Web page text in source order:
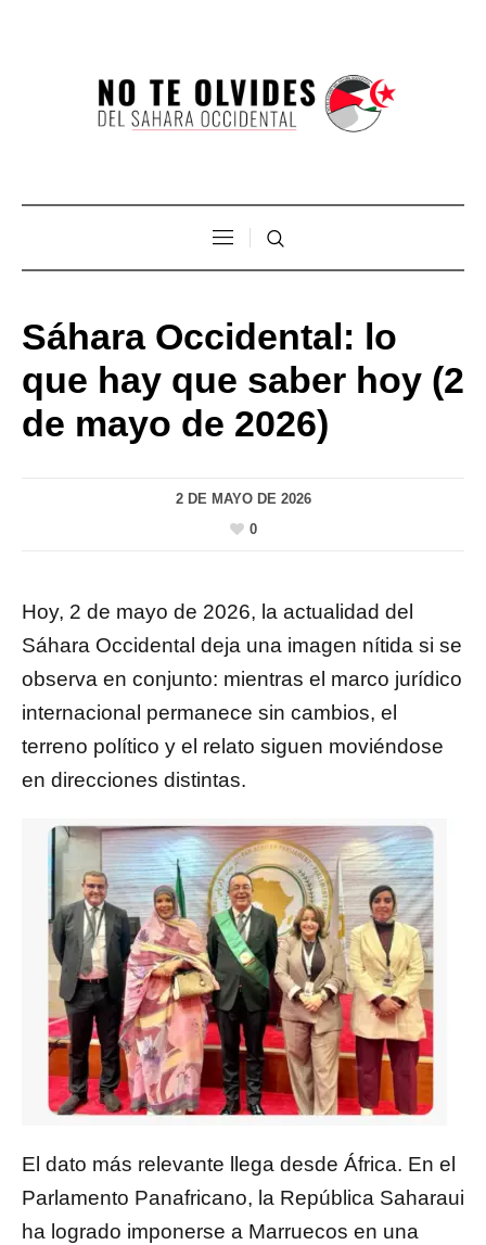
Sáhara Occidental: lo
que hay que saber hoy (2
de mayo de 2026)
2 DE MAYO DE 2026
0
Hoy, 2 de mayo de 2026, la actualidad del
Sáhara Occidental deja una imagen nítida si se
observa en conjunto: mientras el marco jurídico
internacional permanece sin cambios, el
terreno político y el relato siguen moviéndose
en direcciones distintas.
El dato más relevante llega desde África. En el
Parlamento Panafricano, la República Saharaui
ha logrado imponerse a Marruecos en una